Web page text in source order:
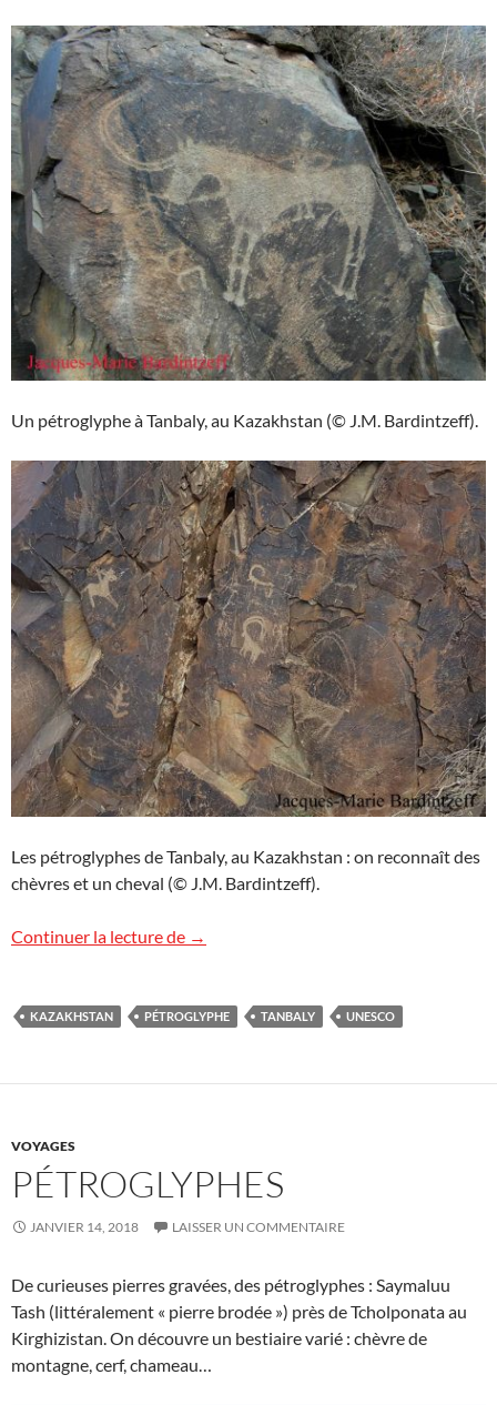
Un pétroglyphe à Tanbaly, au Kazakhstan (© J.M. Bardintzeff).
Les pétroglyphes de Tanbaly, au Kazakhstan : on reconnaît des
chèvres et un cheval (© J.M. Bardintzeff).
Continuer la lecture de Pétroglyphes à Tanbaly, Kazakhstan
→
KAZAKHSTAN PÉTROGLYPHE TANBALY UNESCO
VOYAGES
PÉTROGLYPHES
JANVIER 14, 2018 LAISSER UN COMMENTAIRE
De curieuses pierres gravées, des pétroglyphes : Saymaluu
Tash (littéralement « pierre brodée ») près de Tcholponata au
Kirghizistan. On découvre un bestiaire varié : chèvre de
montagne, cerf, chameau…